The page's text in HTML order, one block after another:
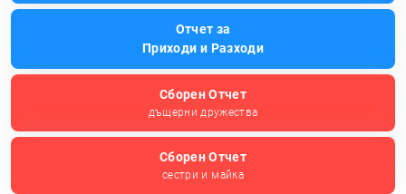
Отчет за
Приходи и Разходи
Сборен Отчет
дъщерни дружества
Сборен Отчет
сестри и майка